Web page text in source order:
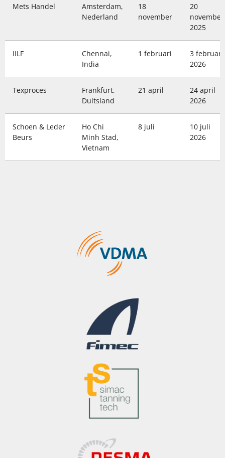
Mets Handel
Amsterdam,
Nederland
18
november
20
november
2025
IILF
Chennai,
India
1 februari
3 februari
2026
Texproces
Frankfurt,
Duitsland
21 april
24 april
2026
Schoen & Leder
Beurs
Ho Chi
Minh Stad,
Vietnam
8 juli
10 juli
2026